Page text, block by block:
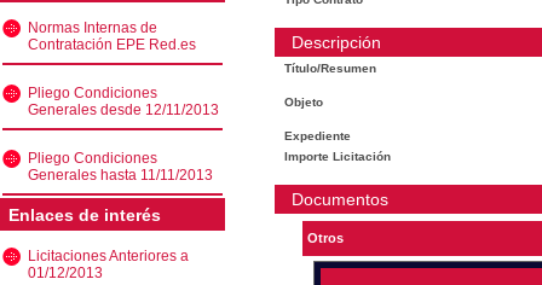
Normas Internas de
Contratación EPE Red.es
Pliego Condiciones
Generales desde 12/11/2013
Pliego Condiciones
Generales hasta 11/11/2013
Enlaces de interés
Licitaciones Anteriores a
01/12/2013
Descripción
Título/Resumen
Objeto
Expediente
Importe Licitación
Documentos
Otros